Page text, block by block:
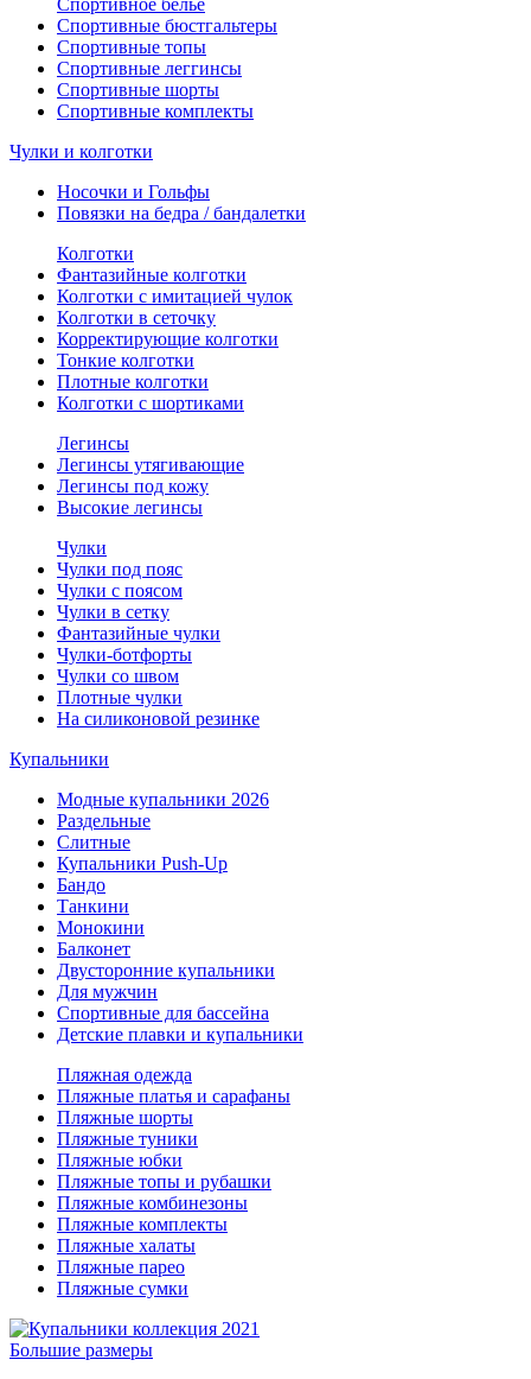
Спортивное белье
Спортивные бюстгальтеры
Спортивные топы
Спортивные леггинсы
Спортивные шорты
Спортивные комплекты
Чулки и колготки
Носочки и Гольфы
Повязки на бедра / бандалетки
Колготки
Фантазийные колготки
Колготки с имитацией чулок
Колготки в сеточку
Корректирующие колготки
Тонкие колготки
Плотные колготки
Колготки с шортиками
Легинсы
Легинсы утягивающие
Легинсы под кожу
Высокие легинсы
Чулки
Чулки под пояс
Чулки с поясом
Чулки в сетку
Фантазийные чулки
Чулки-ботфорты
Чулки со швом
Плотные чулки
На силиконовой резинке
Купальники
Модные купальники 2026
Раздельные
Слитные
Купальники Push-Up
Бандо
Танкини
Монокини
Балконет
Двусторонние купальники
Для мужчин
Спортивные для бассейна
Детские плавки и купальники
Пляжная одежда
Пляжные платья и сарафаны
Пляжные шорты
Пляжные туники
Пляжные юбки
Пляжные топы и рубашки
Пляжные комбинезоны
Пляжные комплекты
Пляжные халаты
Пляжные парео
Пляжные сумки
Большие размеры